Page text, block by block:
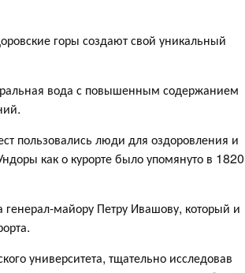
горы создают свой уникальный
вода с повышенным содержанием
пользовались люди для оздоровления и
как о курорте было упомянуто в 1820
майору Петру Ивашову, который и
университета, тщательно исследовав